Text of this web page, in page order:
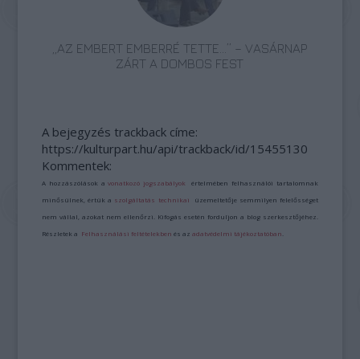
„AZ EMBERT EMBERRÉ TETTE…” – VASÁRNAP
ZÁRT A DOMBOS FEST
A bejegyzés trackback címe:
https://kulturpart.hu/api/trackback/id/15455130
Kommentek:
A hozzászólások avonatkozó jogszabályok értelmében felhasználói tartalomnak
minősülnek, értük a szolgáltatás technikai üzemeltetője semmilyen felelősséget
nem vállal, azokat nem ellenőrzi. Kifogás esetén forduljon a blog szerkesztőjéhez.
Részletek a Felhasználási feltételekben és azadatvédelmi tájékoztatóban